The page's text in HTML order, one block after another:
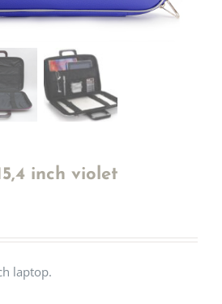
inch violet
laptop.